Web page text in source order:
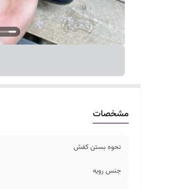
مشخصات
نحوه بستن کفش
جنس رویه